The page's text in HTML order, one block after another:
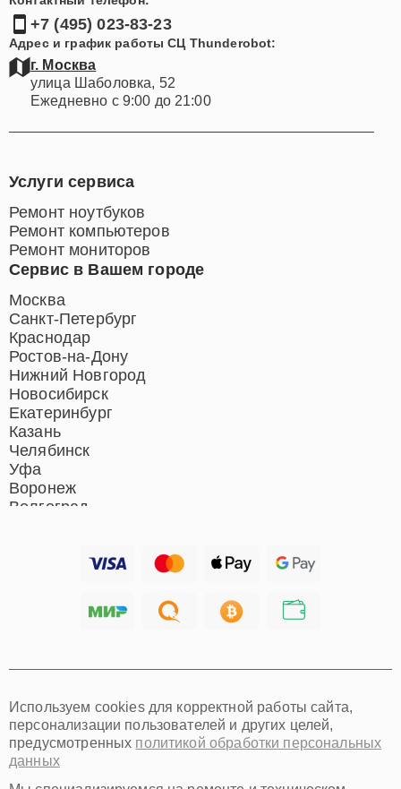
+7 (495) 023-83-23
Адрес и график работы СЦ Thunderobot:
г. Москва
улица Шаболовка, 52
Ежедневно с 9:00 до 21:00
Сервис в Вашем городе
Москва
Санкт-Петербург
Краснодар
Ростов-на-Дону
Нижний Новгород
Новосибирск
Екатеринбург
Казань
Челябинск
Уфа
Воронеж
Волгоград
Хабаровск
Омск
Красноярск
Пермь
Ульяновск
Услуги сервиса
Ремонт ноутбуков
Ремонт компьютеров
Ремонт мониторов
Используем cookies для корректной работы сайта,
персонализации пользователей и других целей,
предусмотренных политикой обработки персональных
данных